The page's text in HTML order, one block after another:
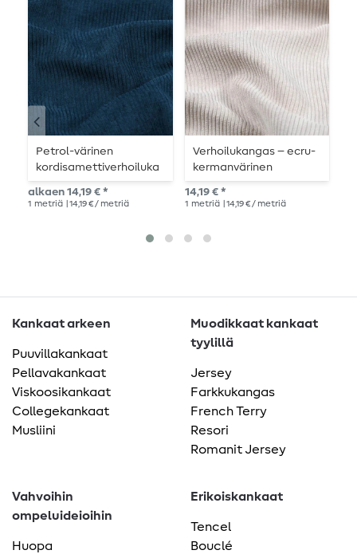
Petrol-värinen
kordisamettiverhoiluka
ngas
alkaen 14,19 € *
1 metriä | 14,19 € / metriä
Verhoilukangas – ecru-
kermanvärinen
vakosametti
14,19 € *
1 metriä | 14,19 € / metriä
Kankaat arkeen
Puuvillakankaat
Pellavakankaat
Viskoosikankaat
Collegekankaat
Musliini
Muodikkaat kankaat
tyylillä
Jersey
Farkkukangas
French Terry
Resori
Romanit Jersey
Vahvoihin
ompeluideioihin
Huopa
Erikoiskankaat
Tencel
Bouclé